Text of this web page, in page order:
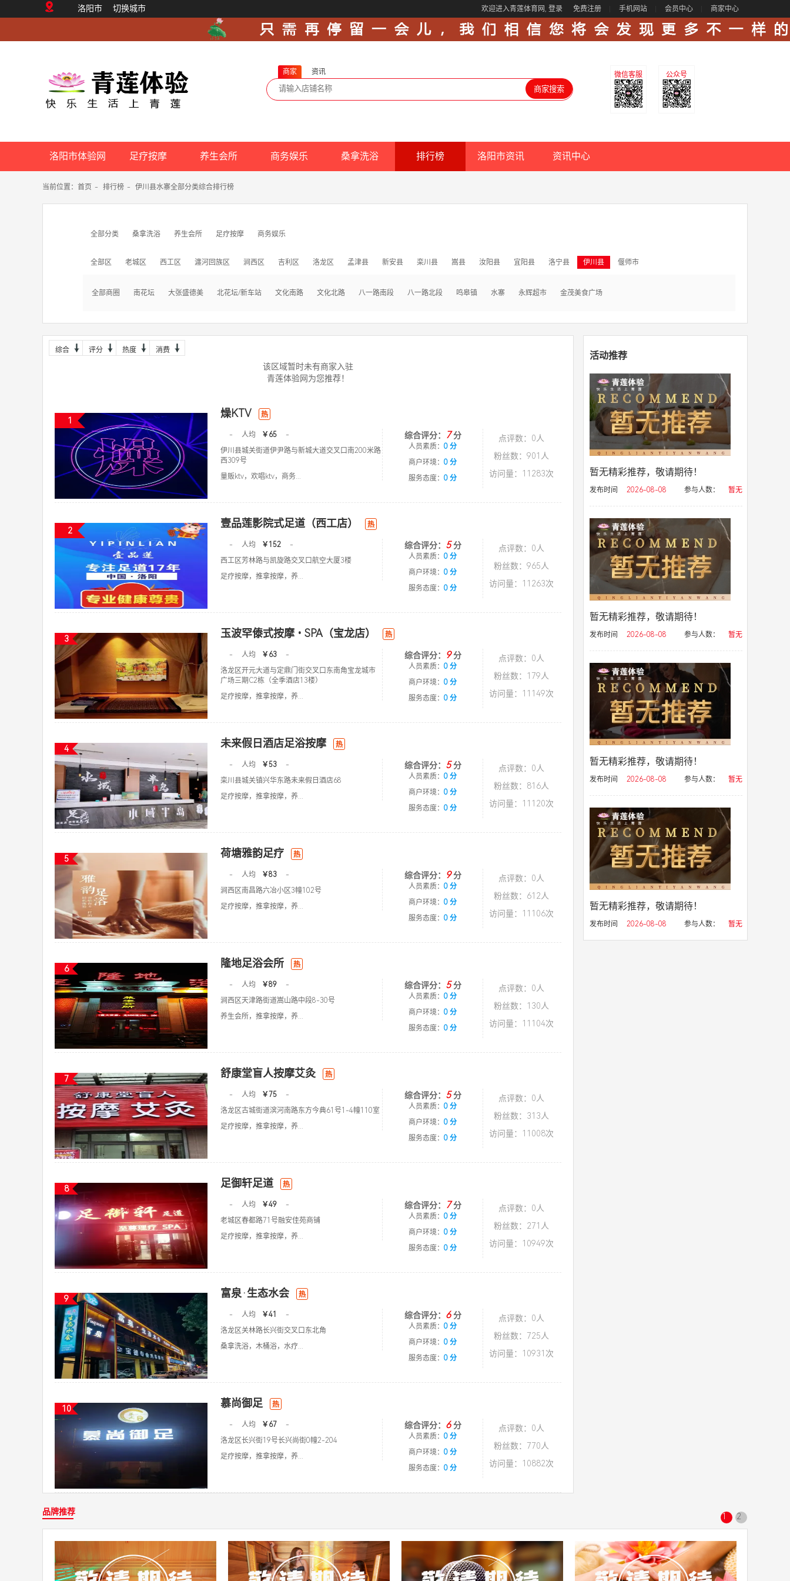
洛阳市 切换城市 欢迎进入青莲体育网, 登录 免费注册 手机网站 会员中心 商家中心
商家 资讯 公众号
微信客服
洛阳市体验网 足疗按摩 养生会所 商务娱乐 桑拿洗浴 排行榜 洛阳市资讯 资讯中心
当前位置： 首页 - 排行榜 - 伊川县水寨全部分类综合排行榜
全部分类 桑拿洗浴 养生会所 足疗按摩 商务娱乐
全部区 老城区 西工区 瀍河回族区 涧西区 吉利区 洛龙区 孟津县 新安县 栾川县 嵩县 汝阳县 宜阳县 洛宁县 伊川县 偃师市
全部商圈 南花坛 大张盛德美 北花坛/新车站 文化南路 文化北路 八一路南段 八一路北段 鸣皋镇 水寨 永辉超市 金茂美食广场
综合 评分 热度 消费
该区域暂时未有商家入驻
青莲体验网为您推荐！
1
燥KTV 热
- 人均 ￥65
-
伊川县城关街道伊尹路与新城大道交叉口南200米路
西309号
量贩ktv，欢唱ktv，商务...
综合评分： 7分
人员素质： 0 分
商户环境： 0 分
服务态度： 0 分
点评数：0人
粉丝数：901人
访问量：11283次
2
壹品莲影院式足道（西工店） 热
- 人均 ￥152
-
西工区芳林路与凯旋路交叉口航空大厦3楼
足疗按摩，推拿按摩，养...
综合评分： 5分
人员素质： 0 分
商户环境： 0 分
服务态度： 0 分
点评数：0人
粉丝数：965人
访问量：11263次
3 玉波罕傣式按摩•SPA（宝龙店） 热
- 人均 ￥63
-
洛龙区开元大道与定鼎门街交叉口东南角宝龙城市
广场三期C2栋（全季酒店13楼）
足疗按摩，推拿按摩，养...
综合评分： 9分
人员素质： 0 分
商户环境： 0 分
服务态度： 0 分
点评数：0人
粉丝数：179人
访问量：11149次
4 未来假日酒店足浴按摩 热
- 人均 ￥53
-
栾川县城关镇兴华东路未来假日酒店68
足疗按摩，推拿按摩，养...
综合评分： 5分
人员素质： 0 分
商户环境： 0 分
服务态度： 0 分
点评数：0人
粉丝数：816人
访问量：11120次
5 荷塘雅韵足疗 热
- 人均 ￥83
-
涧西区南昌路六冶小区3幢102号
足疗按摩，推拿按摩，养...
综合评分： 9分
人员素质： 0 分
商户环境： 0 分
服务态度： 0 分
点评数：0人
粉丝数：612人
访问量：11106次
6 隆地足浴会所 热
- 人均 ￥89
-
涧西区天津路街道嵩山路中段8-30号
养生会所，推拿按摩，养...
综合评分： 5分
人员素质： 0 分
商户环境： 0 分
服务态度： 0 分
点评数：0人
粉丝数：130人
访问量：11104次
7 舒康堂盲人按摩艾灸 热
- 人均 ￥75
-
洛龙区古城街道滨河南路东方今典61号1-4幢110室
足疗按摩，推拿按摩，养...
综合评分： 5分
人员素质： 0 分
商户环境： 0 分
服务态度： 0 分
点评数：0人
粉丝数：313人
访问量：11008次
8 足御轩足道 热
- 人均 ￥49
-
老城区春都路71号融安佳苑商铺
足疗按摩，推拿按摩，养...
综合评分： 7分
人员素质： 0 分
商户环境： 0 分
服务态度： 0 分
点评数：0人
粉丝数：271人
访问量：10949次
9 富泉·生态水会 热
- 人均 ￥41
-
洛龙区关林路长兴街交叉口东北角
桑拿洗浴，木桶浴，水疗...
综合评分： 6分
人员素质： 0 分
商户环境： 0 分
服务态度： 0 分
点评数：0人
粉丝数：725人
访问量：10931次
10 慕尚御足 热
- 人均 ￥67
-
洛龙区长兴街19号长兴尚街0幢2-204
足疗按摩，推拿按摩，养...
综合评分： 6分
人员素质： 0 分
商户环境： 0 分
服务态度： 0 分
点评数：0人
粉丝数：770人
访问量：10882次
活动推荐
暂无精彩推荐，敬请期待！
发布时间 2026-08-08 参与人数： 暂无
暂无精彩推荐，敬请期待！
发布时间 2026-08-08 参与人数： 暂无
暂无精彩推荐，敬请期待！
发布时间 2026-08-08 参与人数： 暂无
暂无精彩推荐，敬请期待！
发布时间 2026-08-08 参与人数： 暂无
品牌推荐 1 2